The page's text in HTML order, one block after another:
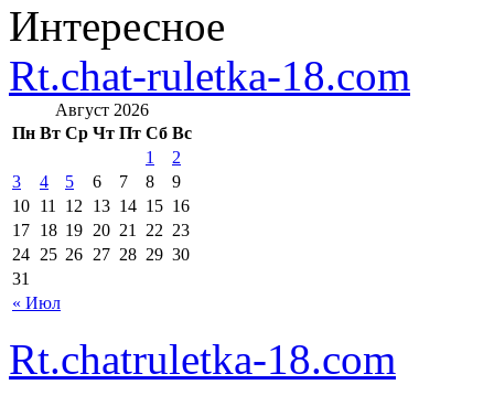
Интересное
Rt.chat-ruletka-18.com
Август 2026
Пн Вт Ср Чт Пт Сб Вс
« Июл
1
2
3
4 5 6 7 8
9
10 11 12 13 14 15 16
17 18 19 20 21 22 23
24 25 26 27 28 29 30
31
Rt.chatruletka-18.com